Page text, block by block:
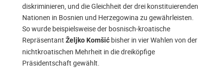
diskriminieren, und die Gleichheit der drei konstituierenden
Nationen in Bosnien und Herzegowina zu gewährleisten.
So wurde beispielsweise der bosnisch-kroatische
Repräsentant Željko Komšićbisher in vier Wahlen von der
nichtkroatischen Mehrheit in die dreiköpfige
Präsidentschaft gewählt.